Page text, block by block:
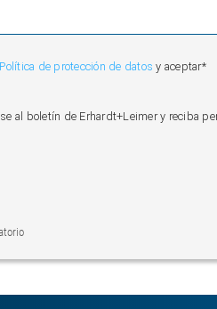
Política de protección de datosy aceptar*
al boletín de Erhardt+Leimer y reciba